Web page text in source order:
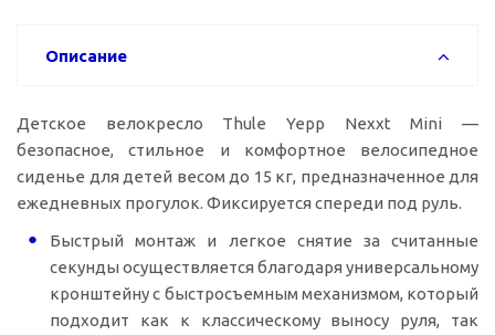
Описание
Детское велокресло Thule Yepp Nexxt Mini —
безопасное, стильное и комфортное велосипедное
сиденье для детей весом до 15 кг, предназначенное для
ежедневных прогулок. Фиксируется спереди под руль.
Быстрый монтаж и легкое снятие за считанные
секунды осуществляется благодаря универсальному
кронштейну с быстросъемным механизмом, который
подходит как к классическому выносу руля, так